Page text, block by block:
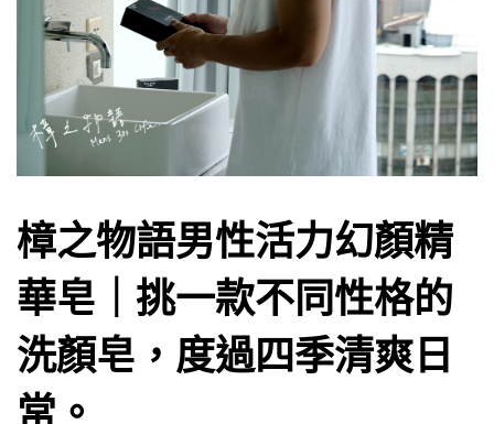
樟之物語男性活力幻顏精
華皂｜挑一款不同性格的
洗顏皂，度過四季清爽日
常。